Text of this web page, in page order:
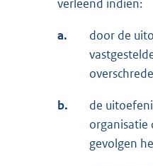
verleend indien:
a.
door de
b.
de
organisatie
gevolgen